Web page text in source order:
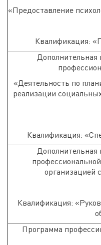
«Предоставление
Квалификация:
Дополнительная
«Деятельность по
реализации
Квалификация:
Дополнительная
организацией
Квалификация:
Программа